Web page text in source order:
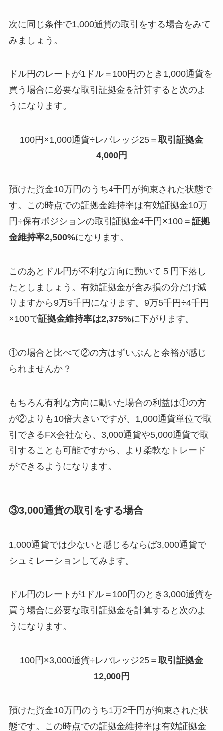
次に同じ条件で1,000通貨の取引をする場合をみて
みましょう。
ドル円のレートが1ドル＝100円のとき1,000通貨を
買う場合に必要な取引証拠金を計算すると次のよ
うになります。
100円×1,000通貨÷レバレッジ25＝ 取引証拠金
4,000円
預けた資金10万円のうち4千円が拘束された状態で
す。この時点での証拠金維持率は有効証拠金10万
円÷保有ポジションの取引証拠金4千円×100＝ 証拠
金維持率2,500%になります。
このあとドル円が不利な方向に動いて５円下落し
たとしましょう。有効証拠金が含み損の分だけ減
りますから9万5千円になります。9万5千円÷4千円
×100で証拠金維持率は2,375%に下がります。
①の場合と比べて②の方はずいぶんと余裕が感じ
られませんか？
もちろん有利な方向に動いた場合の利益は①の方
が②よりも10倍大きいですが、1,000通貨単位で取
引できるFX会社なら、3,000通貨や5,000通貨で取
引することも可能ですから、より柔軟なトレード
ができるようになります。
③3,000通貨の取引をする場合
1,000通貨では少ないと感じるならば3,000通貨で
シュミレーションしてみます。
ドル円のレートが1ドル＝100円のとき3,000通貨を
買う場合に必要な取引証拠金を計算すると次のよ
うになります。
100円×3,000通貨÷レバレッジ25＝ 取引証拠金
12,000円
預けた資金10万円のうち1万2千円が拘束された状
態です。この時点での証拠金維持率は有効証拠金